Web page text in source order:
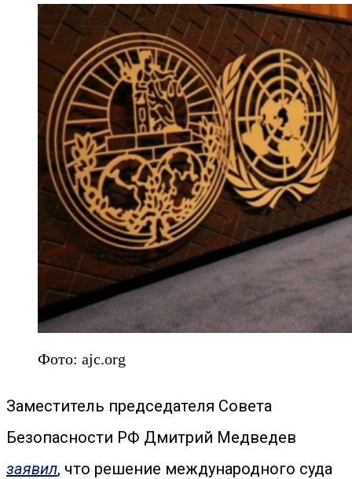
Фото: ajc.org
Заместитель председателя Совета
Безопасности РФ Дмитрий Медведев
заявил, что решение международного суда